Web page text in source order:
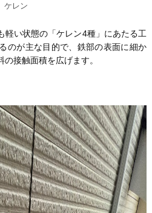
ケレン
軽い状態の「ケレン4種」にあたる工
のが主な目的で、鉄部の表面に細か
接触面積を広げます。